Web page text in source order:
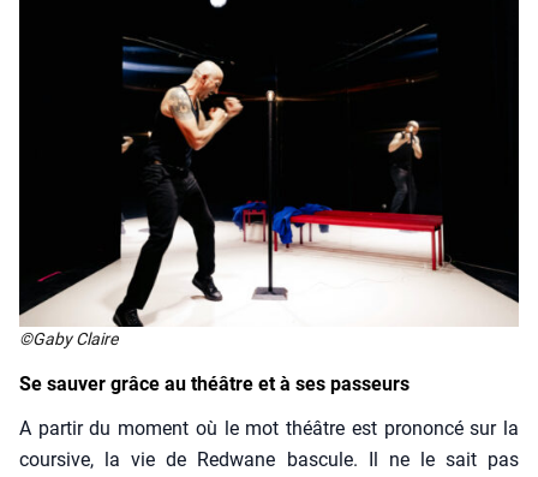
©Gaby Claire
Se sauver grâce au théâtre et à ses passeurs
A par­tir du moment où le mot théâtre est pro­non­cé sur la
cour­sive, la vie de Red­wane bas­cule. Il ne le sait pas